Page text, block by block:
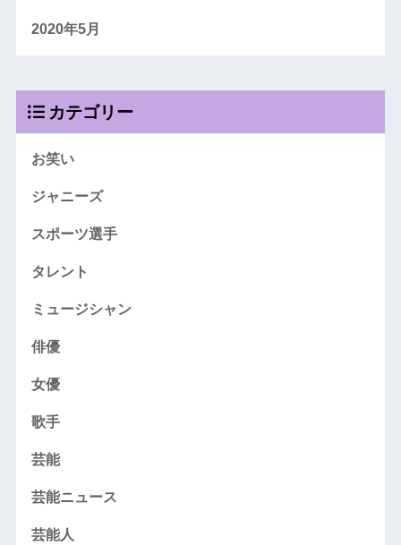
2020年5月
カテゴリー
お笑い
ジャニーズ
スポーツ選手
タレント
ミュージシャン
俳優
女優
歌手
芸能
芸能ニュース
芸能人